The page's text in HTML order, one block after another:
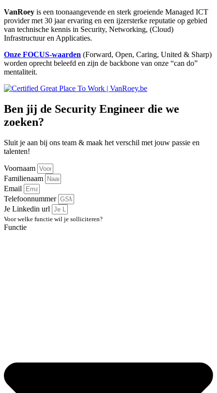
VanRoey is een toonaangevende en sterk groeiende Managed ICT
provider met 30 jaar ervaring en een ijzersterke reputatie op gebied
van technische kennis in Security, Networking, (Cloud)
Infrastructuur en Applicaties.
Onze FOCUS-waarden (Forward, Open, Caring, United & Sharp)
worden oprecht beleefd en zijn de backbone van onze “can do”
mentaliteit.
Ben jij de Security Engineer die we
zoeken?
Sluit je aan bij ons team & maak het verschil met jouw passie en
talenten!
Voornaam
Familienaam
Email
Telefoonnummer
Je Linkedin url
Voor welke functie wil je solliciteren?
Functie